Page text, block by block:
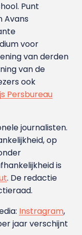
Punt
Avans
voor
van derden
van de
ook
Persbureau
journalisten.
op
is
. De redactie
Instragram,
jaar verschijnt